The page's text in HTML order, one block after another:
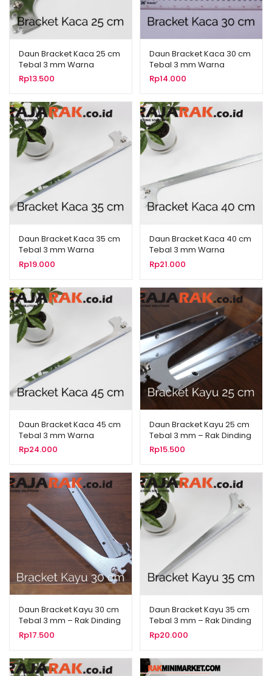
Daun Bracket Kaca 25 cm
Tebal 3 mm Warna
Chrome
Rp13.500
Daun Bracket Kaca 30 cm
Tebal 3 mm Warna
Chrome
Rp14.000
Daun Bracket Kaca 35 cm
Tebal 3 mm Warna
Chrome
Rp19.000
Daun Bracket Kaca 40 cm
Tebal 3 mm Warna
Chrome
Rp21.000
Daun Bracket Kaca 45 cm
Tebal 3 mm Warna
Chrome
Rp24.000
Daun Bracket Kayu 25 cm
Tebal 3 mm – Rak Dinding
– Rak Kayu
Rp15.500
Daun Bracket Kayu 30 cm
Tebal 3 mm – Rak Dinding
– Rak Kayu – Display
Aksesoris
Rp17.500
Daun Bracket Kayu 35 cm
Tebal 3 mm – Rak Dinding
– Rak Kayu – Display
Aksesoris
Rp20.000